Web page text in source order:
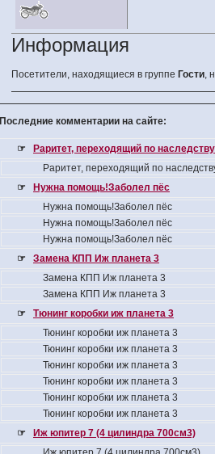
Информация
Посетители, находящиеся в группе Гости,
Последние комментарии на сайте:
☞
Раритет, переходящий по наследству
Раритет, переходящий по
☞
Нужна помощь!Заболел пёс
Нужна помощь!Заболел пёс
Нужна помощь!Заболел пёс
Нужна помощь!Заболел пёс
☞
Замена КПП Иж планета 3
Замена КПП Иж планета 3
Замена КПП Иж планета 3
☞
Тюнинг коробки иж планета 3
Тюнинг коробки иж планета 3
Тюнинг коробки иж планета 3
Тюнинг коробки иж планета 3
Тюнинг коробки иж планета 3
Тюнинг коробки иж планета 3
Тюнинг коробки иж планета 3
☞
Иж юпитер 7 (4 цилиндра 700см3)